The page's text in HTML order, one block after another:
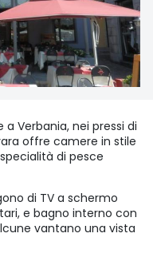
a Verbania, nei pressi di
offre camere in stile
di pesce
di TV a schermo
e bagno interno con
vantano una vista